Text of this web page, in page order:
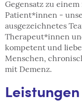
Gegensatz zu
Patient*innen -
ausgezeichnetes
Therapeut*innen
kompetent und
Menschen,
mit Demenz.
Leistungen